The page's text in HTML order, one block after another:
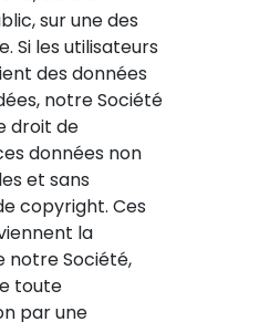
sur une des
Si les utilisateurs
des données
notre Société
droit de
données non
et sans
copyright. Ces
la
notre Société,
toute
par une